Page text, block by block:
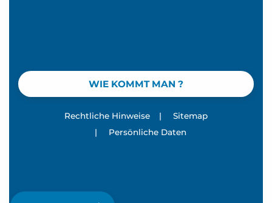
WIE KOMMT MAN ?
Rechtliche Hinweise |
Sitemap
|
Persönliche Daten